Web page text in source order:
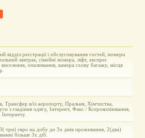
відділ реєстрації і обслуговування гостей, номери
завтрак, сімейні номера, ліфт, експрес
виселення, опалювання, камера схову багажу, місця
Трансфер в/із аеропорту, Пральня, Хімчистка,
з гладіння одягу, Інтернет, Факс / Ксерокопіювання,
3( три) євро на добу до 3х днів проживання, 2(два)
більше 3х діб.